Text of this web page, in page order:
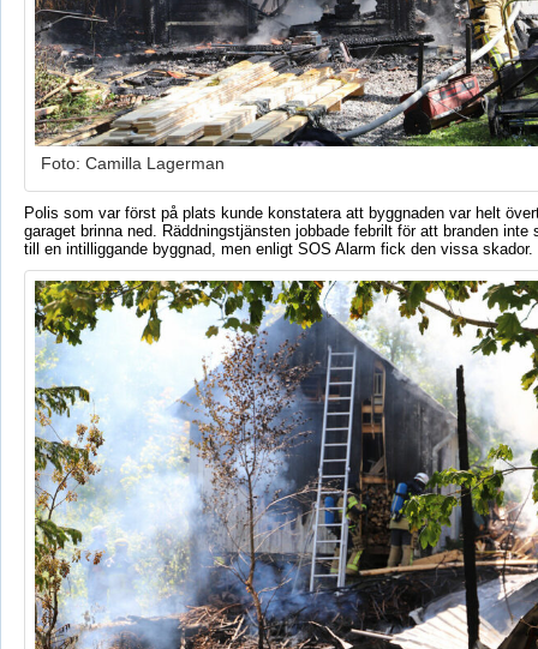
Foto: Camilla Lagerman
Polis som var först på plats kunde konstatera att byggnaden var helt
garaget brinna ned. Räddningstjänsten jobbade febrilt för att branden inte
till en intilliggande byggnad, men enligt SOS Alarm fick den vissa skador.